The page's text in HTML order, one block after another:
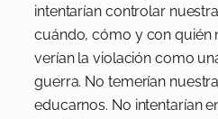
intentarían controlar
cuándo, cómo y con quién
verían la violación como
guerra. No temerían
educarnos. No intentarían